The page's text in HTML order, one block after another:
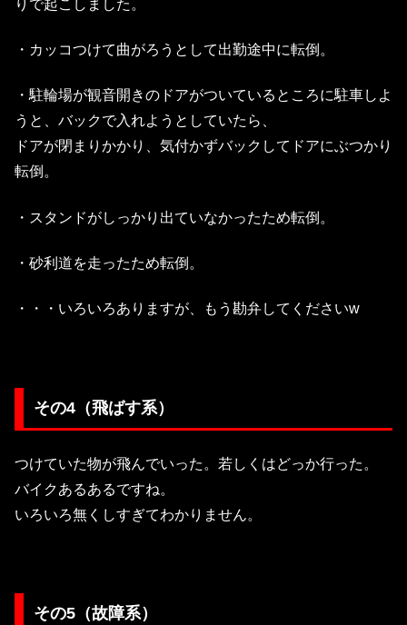
りで起こしました。
・カッコつけて曲がろうとして出勤途中に転倒。
・駐輪場が観音開きのドアがついているところに駐車しよ
うと、バックで入れようとしていたら、
ドアが閉まりかかり、気付かずバックしてドアにぶつかり
転倒。
・スタンドがしっかり出ていなかったため転倒。
・砂利道を走ったため転倒。
・・・いろいろありますが、もう勘弁してくださいw
その4（飛ばす系）
つけていた物が飛んでいった。若しくはどっか行った。
バイクあるあるですね。
いろいろ無くしすぎてわかりません。
その5（故障系）